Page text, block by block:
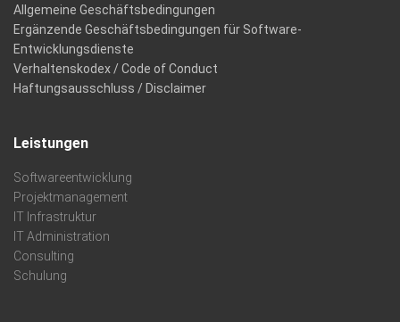
Allgemeine Geschäftsbedingungen
Ergänzende Geschäftsbedingungen für Software-
Entwicklungsdienste
Verhaltenskodex / Code of Conduct
Haftungsausschluss / Disclaimer
Leistungen
Softwareentwicklung
Projektmanagement
IT Infrastruktur
IT Administration
Consulting
Schulung